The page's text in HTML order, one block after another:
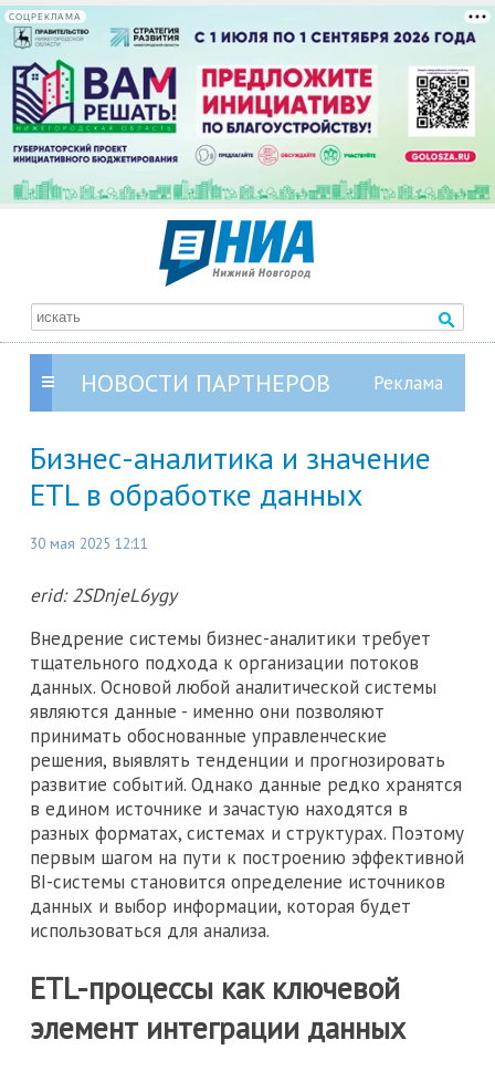
СОЦРЕКЛАМА
НОВОСТИ ПАРТНЕРОВ
Бизнес-аналитика и значение
ETL в обработке данных
30 мая 2025 12:11
erid: 2SDnjeL6ygy
Внедрение системы бизнес-аналитики требует
тщательного подхода к организации потоков
данных. Основой любой аналитической системы
являются данные - именно они позволяют
принимать обоснованные управленческие
решения, выявлять тенденции и прогнозировать
развитие событий. Однако данные редко хранятся
в едином источнике и зачастую находятся в
разных форматах, системах и структурах. Поэтому
первым шагом на пути к построению эффективной
BI-системы становится определение источников
данных и выбор информации, которая будет
использоваться для анализа.
ETL-процессы как ключевой
элемент интеграции данных